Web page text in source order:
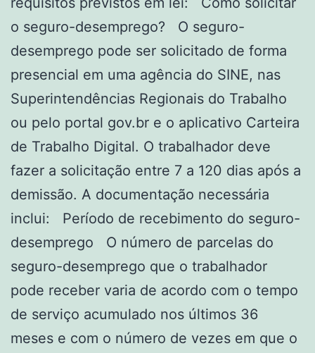
o seguro-desemprego? O seguro-
desemprego pode ser solicitado de forma
presencial em uma agência do SINE, nas
Superintendências Regionais do Trabalho
ou pelo portal gov.br e o aplicativo Carteira
de Trabalho Digital. O trabalhador deve
fazer a solicitação entre 7 a 120 dias após a
demissão. A documentação necessária
inclui: Período de recebimento do seguro-
desemprego O número de parcelas do
seguro-desemprego que o trabalhador
pode receber varia de acordo com o tempo
de serviço acumulado nos últimos 36
meses e com o número de vezes em que o